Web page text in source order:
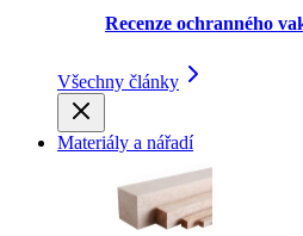
Recenze ochranného
Všechny články
Materiály a nářadí